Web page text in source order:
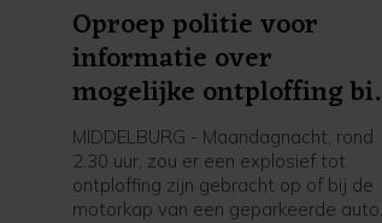
Oproep politie voor
informatie over
mogelijke ontploffing bij
auto Domburgs
Schuitvlot
MIDDELBURG - Maandagnacht, rond
2.30 uur, zou er een explosief tot
ontploffing zijn gebracht op of bij de
motorkap van een geparkeerde auto